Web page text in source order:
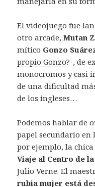
El videojuego fue
otro arcade,Mutan
mítico Gonzo
propio Gonzo?-, de
monocromos y casi
de una dificultad
de los ingleses…
Podemos hablar de
papel secundario en
por ejemplo, la
Viaje al Centro de
Julio Verne. El
rubia mujer está